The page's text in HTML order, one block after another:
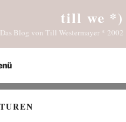
till we *)
Das Blog von Till Westermayer * 2002